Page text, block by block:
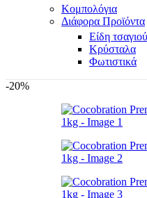
Κομπολόγια
Διάφορα Προϊόντα
Είδη τσαγιού
Κρύσταλα
Φωτιστικά
-20%